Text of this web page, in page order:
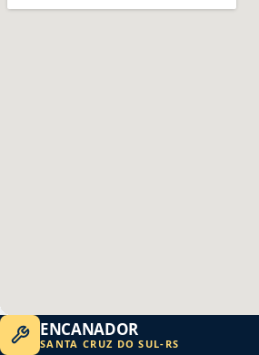
ENCANADOR
SANTA CRUZ DO SUL- RS